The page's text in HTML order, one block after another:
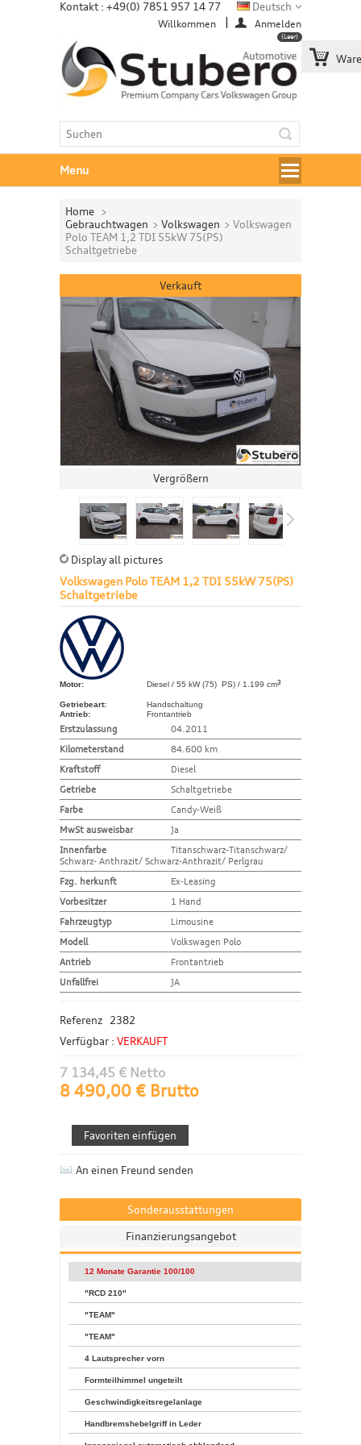
Kontakt : +49(0) 7851 957 14 77
(Leer)
Willkommen Anmelden
Deutsch
Menu
Home >
Gebrauchtwagen > Volkswagen > Volkswagen
Polo TEAM 1,2 TDI 55kW 75(PS)
Schaltgetriebe
Verkauft
Vergrößern
Display all pictures
Volkswagen Polo TEAM 1,2 TDI 55kW 75(PS)
Schaltgetriebe
Motor: Diesel / 55 kW (75) PS) / 1.199 cm3
Getriebeart:
Handschaltung
Antrieb:
Frontantrieb
Erstzulassung
04.2011
Kilometerstand
84.600 km
Kraftstoff
Diesel
Getriebe
Schaltgetriebe
Farbe
Candy-Weiß
MwSt ausweisbar
Ja
Innenfarbe
Titanschwarz-Titanschwarz/
Schwarz- Anthrazit/ Schwarz-Anthrazit/ Perlgrau
Fzg. herkunft
Ex-Leasing
Vorbesitzer
1 Hand
Fahrzeugtyp
Limousine
Modell
Volkswagen Polo
Antrieb
Frontantrieb
Unfallfrei
JA
Referenz
2382
Verfügbar : VERKAUFT
7 134,45 € Netto
8 490,00 € Brutto
An einen Freund senden
Sonderausstattungen
Finanzierungsangebot
12 Monate Garantie 100/100
"RCD 210"
"TEAM"
"TEAM"
4 Lautsprecher vorn
Formteilhimmel ungeteilt
Geschwindigkeitsregelanlage
Handbremshebelgriff in Leder